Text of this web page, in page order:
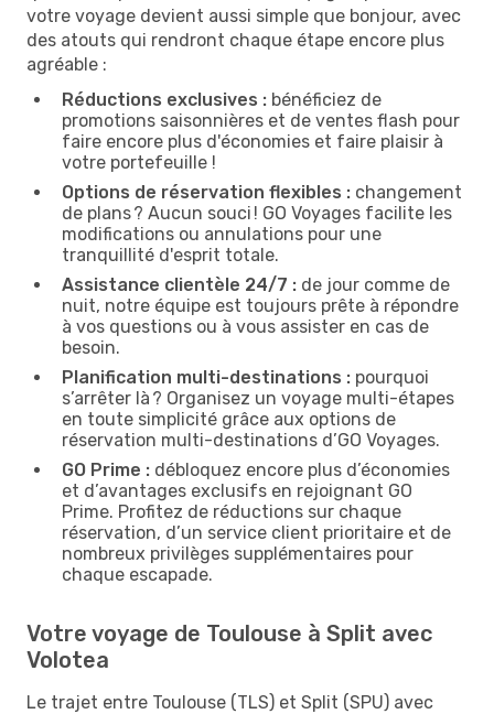
votre voyage devient aussi simple que bonjour, avec
des atouts qui rendront chaque étape encore plus
agréable :
Réductions exclusives : bénéficiez de
promotions saisonnières et de ventes flash pour
faire encore plus d'économies et faire plaisir à
votre portefeuille !
Options de réservation flexibles : changement
de plans ? Aucun souci ! GO Voyages facilite les
modifications ou annulations pour une
tranquillité d'esprit totale.
Assistance clientèle 24/7 : de jour comme de
nuit, notre équipe est toujours prête à répondre
à vos questions ou à vous assister en cas de
besoin.
Planification multi-destinations : pourquoi
s’arrêter là ? Organisez un voyage multi-étapes
en toute simplicité grâce aux options de
réservation multi-destinations d’GO Voyages.
GO Prime : débloquez encore plus d’économies
et d’avantages exclusifs en rejoignant GO
Prime. Profitez de réductions sur chaque
réservation, d’un service client prioritaire et de
nombreux privilèges supplémentaires pour
chaque escapade.
Votre voyage de Toulouse à Split avec
Volotea
Le trajet entre Toulouse (TLS) et Split (SPU) avec